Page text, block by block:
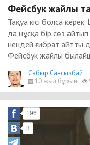
Фейсбук жайлы
Тақуа кісі болса
да нұсқа бір сөз
нендей ғибрат айтты
Фейсбук жайлы
Сабыр Сансызбай
10 жыл бұрын
196
3